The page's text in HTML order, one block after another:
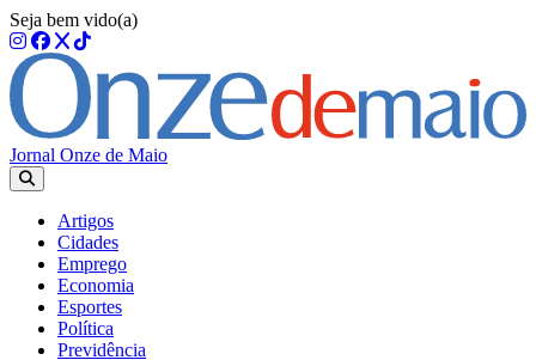
Seja bem vido(a)
Jornal Onze de Maio
Artigos
Cidades
Emprego
Economia
Esportes
Política
Previdência